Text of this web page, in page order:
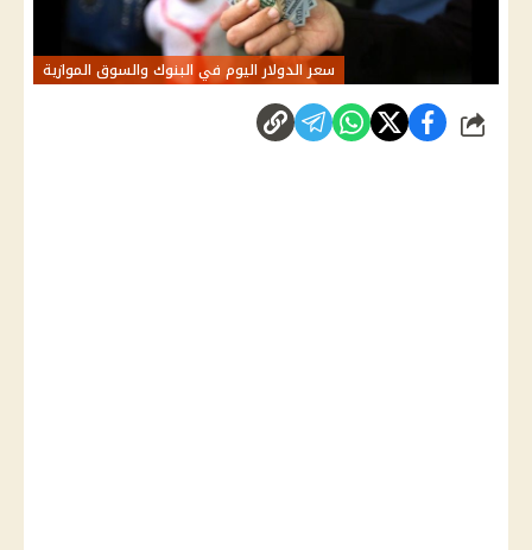
سعر الدولار اليوم في البنوك والسوق الموازية
شارك